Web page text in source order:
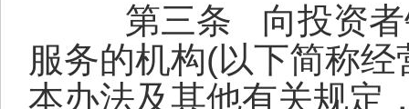
第三条
向投资
服务的机构(以下简称经
本办法及其他有关规定